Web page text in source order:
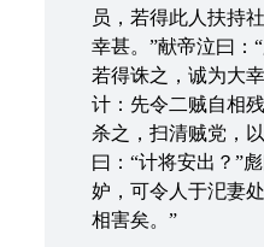
员，若得此人扶持
幸甚。”献帝泣曰：
若得诛之，诚为大
计：先令二贼自相
杀之，扫清贼党，
曰：“计将安出？”
妒，可令人于汜妻
相害矣。”